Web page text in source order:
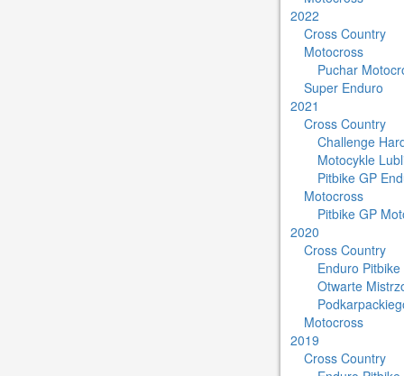
2022
Cross Country
Motocross
Puchar
Super Enduro
2021
Cross Country
Challenge
Motocykle
Pitbike GP
Motocross
Pitbike GP
2020
Cross Country
Enduro Pitbike
Otwarte
Motocross
2019
Cross Country